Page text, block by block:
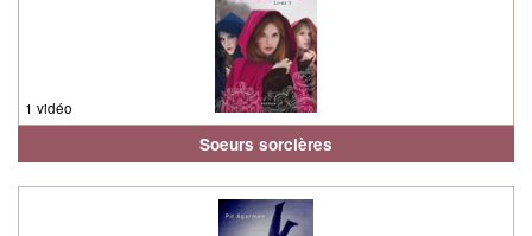
1 vidéo
Soeurs sorcières